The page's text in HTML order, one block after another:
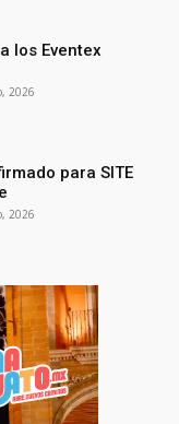
los Eventex
2026
para SITE
2026